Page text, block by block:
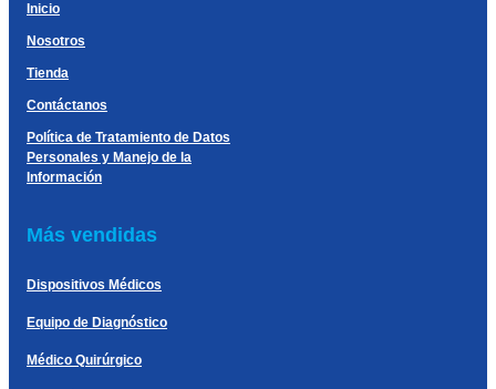
Inicio
Nosotros
Tienda
Contáctanos
Política de Tratamiento de Datos
Personales y Manejo de la
Información
Más vendidas
Dispositivos Médicos
Equipo de Diagnóstico
Médico Quirúrgico